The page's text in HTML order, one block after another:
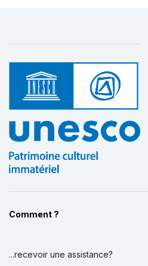
Comment ?
...recevoir une assistance?